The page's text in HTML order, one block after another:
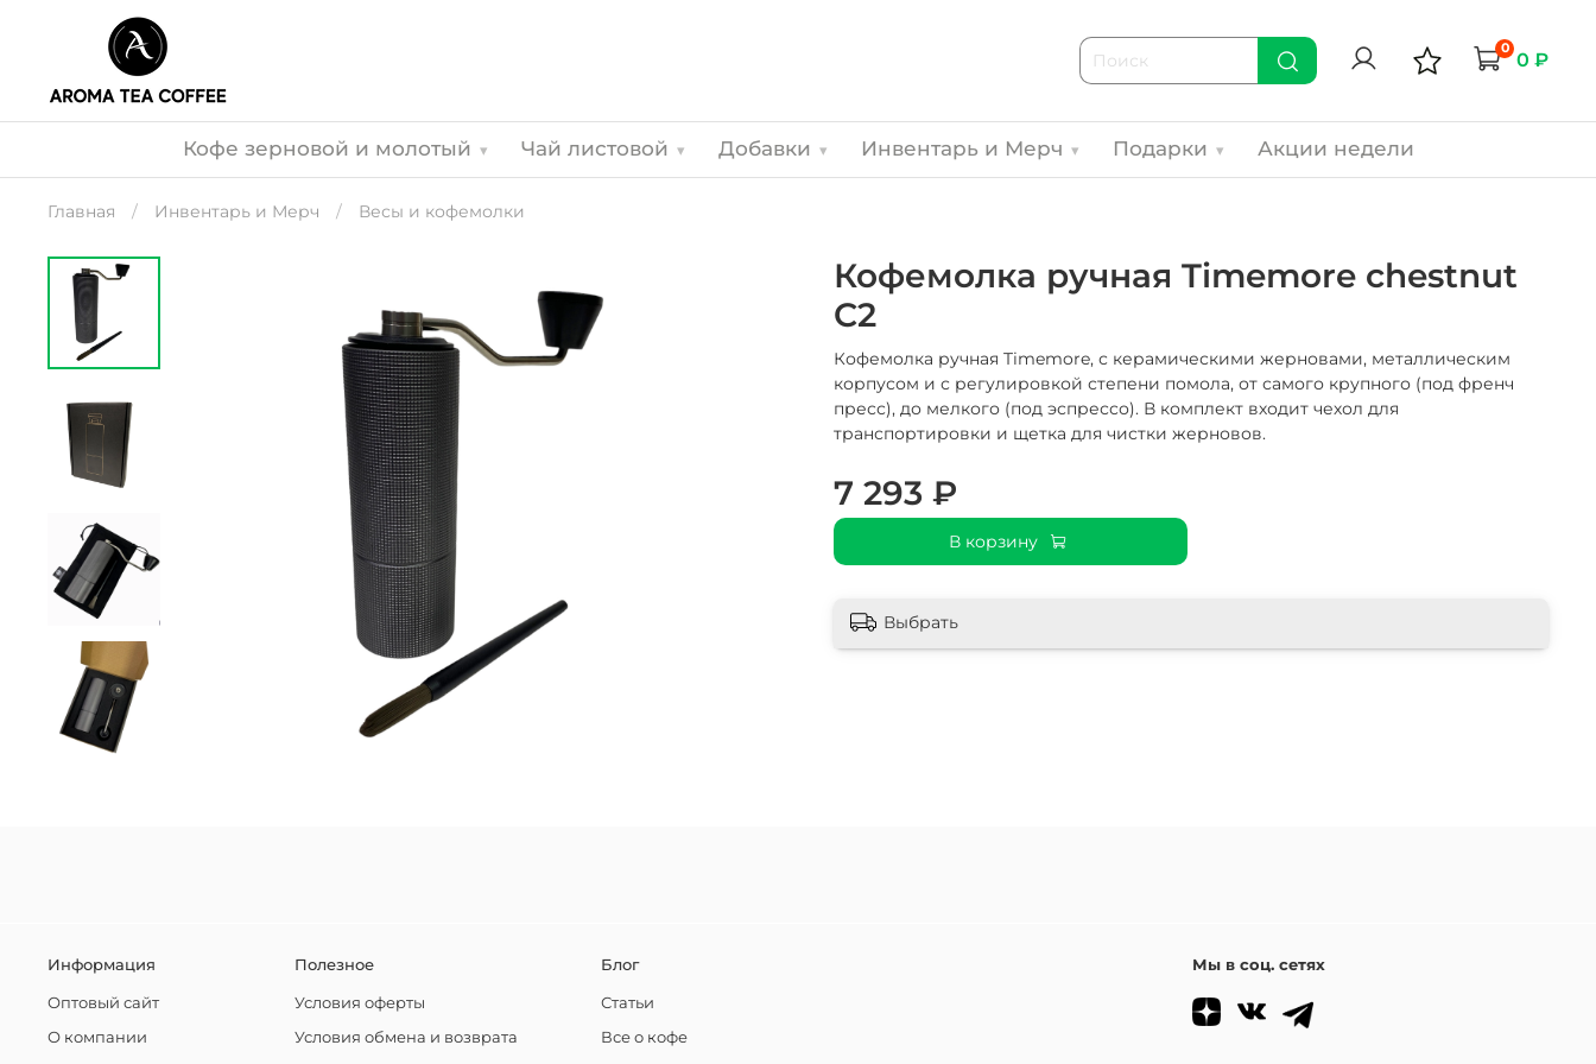
0
0 ₽
Кофе зерновой и молотый ▾ Чай листовой ▾ Добавки ▾ Инвентарь и Мерч ▾ Подарки ▾ Акции недели
Главная Инвентарь и Мерч Весы и кофемолки
Кофемолка ручная Timemore chestnut
C2
7 293 ₽
В корзину
Кофемолка ручная Timemore, с керамическими жерновами, металлическим
корпусом и с регулировкой степени помола, от самого крупного (под френч
пресс), до мелкого (под эспрессо). В комплект входит чехол для
транспортировки и щетка для чистки жерновов.
Выбрать
Информация
Оптовый сайт
О компании
Полезное
Условия оферты
Условия обмена и возврата
Блог
Статьи
Все о кофе
Мы в соц. сетях